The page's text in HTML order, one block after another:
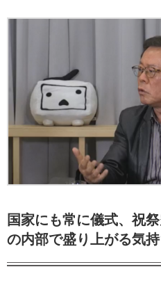
国家にも常に儀式、祝
の内部で盛り上がる気